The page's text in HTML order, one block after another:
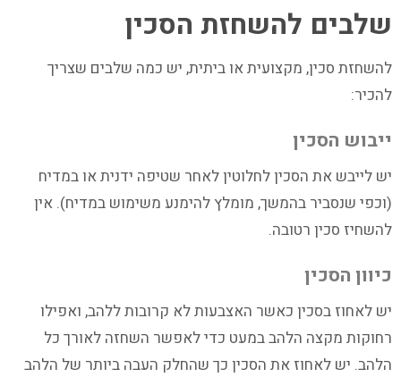
שלבים להשחזת הסכין
להשחזת סכין, מקצועית או ביתית, יש כמה שלבים שצריך
להכיר:
ייבוש הסכין
יש לייבש את הסכין לחלוטין לאחר שטיפה ידנית או במדיח
(וכפי שנסביר בהמשך, מומלץ להימנע משימוש במדיח). אין
להשחיז סכין רטובה.
כיוון הסכין
יש לאחוז בסכין כאשר האצבעות לא קרובות ללהב, ואפילו
רחוקות מקצה הלהב במעט כדי לאפשר השחזה לאורך כל
הלהב. יש לאחוז את הסכין כך שהחלק העבה ביותר של הלהב